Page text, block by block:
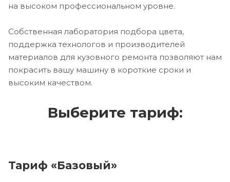
на высоком профессиональном уровне.
Собственная лаборатория подбора цвета,
поддержка технологов и производителей
материалов для кузовного ремонта позволяют нам
покрасить вашу машину в короткие сроки и
высоким качеством.
Выберите тариф:
Тариф «Базовый»